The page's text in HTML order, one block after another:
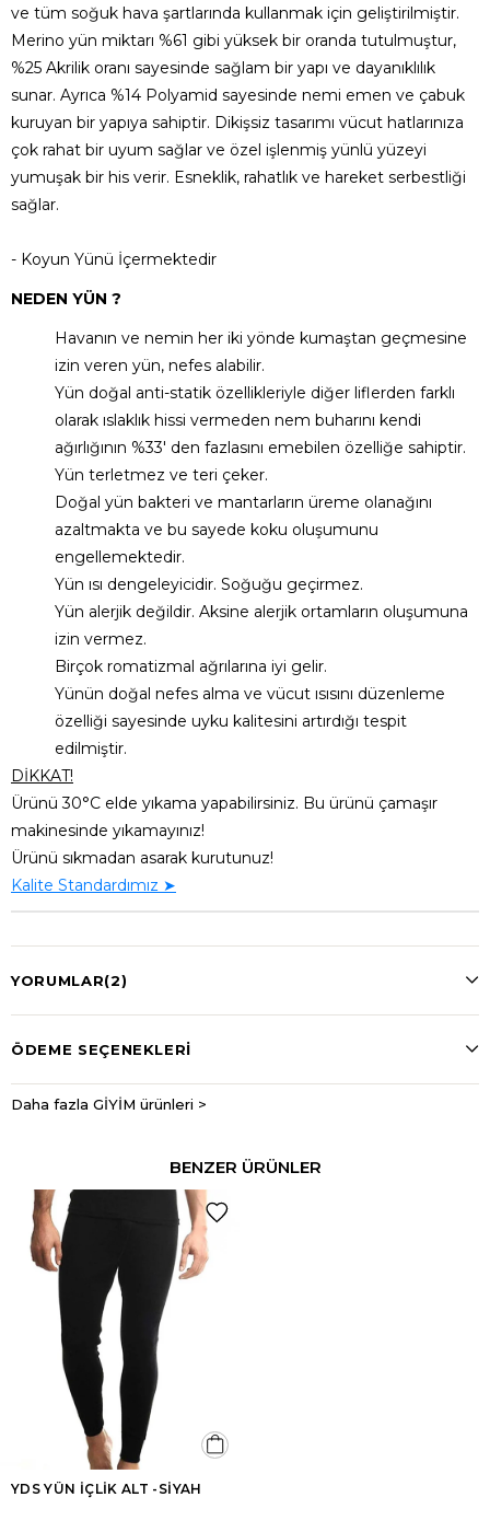
ve tüm soğuk hava şartlarında kullanmak için geliştirilmiştir.
Merino yün miktarı %61 gibi yüksek bir oranda tutulmuştur,
%25 Akrilik oranı sayesinde sağlam bir yapı ve dayanıklılık
sunar. Ayrıca %14 Polyamid sayesinde nemi emen ve çabuk
kuruyan bir yapıya sahiptir. Dikişsiz tasarımı vücut hatlarınıza
çok rahat bir uyum sağlar ve özel işlenmiş yünlü yüzeyi
yumuşak bir his verir. Esneklik, rahatlık ve hareket serbestliği
sağlar.
- Koyun Yünü İçermektedir
NEDEN YÜN ?
Havanın ve nemin her iki yönde kumaştan geçmesine
izin veren yün, nefes alabilir.
Yün doğal anti-statik özellikleriyle diğer liflerden farklı
olarak ıslaklık hissi vermeden nem buharını kendi
ağırlığının %33' den fazlasını emebilen özelliğe sahiptir.
Yün terletmez ve teri çeker.
Doğal yün bakteri ve mantarların üreme olanağını
azaltmakta ve bu sayede koku oluşumunu
engellemektedir.
Yün ısı dengeleyicidir. Soğuğu geçirmez.
Yün alerjik değildir. Aksine alerjik ortamların oluşumuna
izin vermez.
Birçok romatizmal ağrılarına iyi gelir.
Yünün doğal nefes alma ve vücut ısısını düzenleme
özelliği sayesinde uyku kalitesini artırdığı tespit
edilmiştir.
DİKKAT!
Ürünü 30°C elde yıkama yapabilirsiniz. Bu ürünü çamaşır
makinesinde yıkamayınız!
Ürünü sıkmadan asarak kurutunuz!
Kalite Standardımız ➤
YORUMLAR(2)
ÖDEME SEÇENEKLERI
Daha fazla GİYİM ürünleri >
BENZER ÜRÜNLER
YDS YÜN İÇLİK ALT -SİYAH